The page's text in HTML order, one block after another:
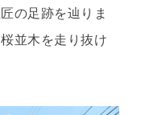
の足跡を辿りま
並木を走り抜け